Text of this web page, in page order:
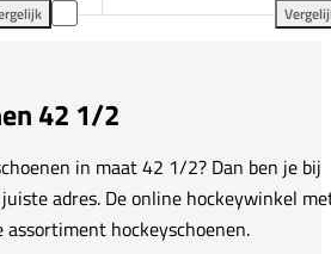
ASICS Gel-Peake 3 toevoegen aan vergelijking
42 1/2
in maat 42 1/2? Dan ben je bij
adres. De online hockeywinkel
hockeyschoenen.